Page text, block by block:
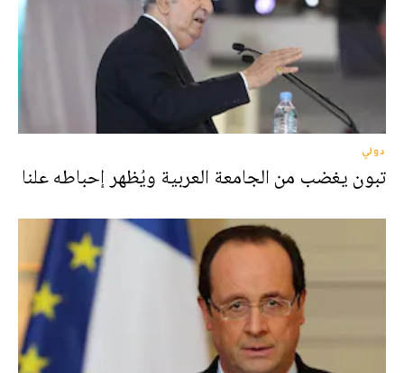
دولي
تبون يغضب من الجامعة العربية ويُظهر إحباطه علنا